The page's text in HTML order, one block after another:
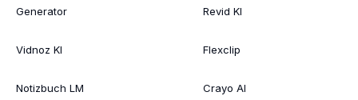
Generator
Vidnoz KI
Notizbuch LM
Revid KI
Flexclip
Crayo AI